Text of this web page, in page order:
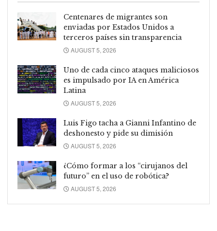
Centenares de migrantes son
enviadas por Estados Unidos a
terceros países sin transparencia
AUGUST 5, 2026
Uno de cada cinco ataques maliciosos
es impulsado por IA en América
Latina
AUGUST 5, 2026
Luis Figo tacha a Gianni Infantino de
deshonesto y pide su dimisión
AUGUST 5, 2026
¿Cómo formar a los “cirujanos del
futuro” en el uso de robótica?
AUGUST 5, 2026